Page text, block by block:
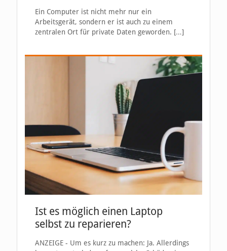
Ein Computer ist nicht mehr nur ein
Arbeitsgerät, sondern er ist auch zu einem
zentralen Ort für private Daten geworden. […]
Ist es möglich einen Laptop
selbst zu reparieren?
ANZEIGE - Um es kurz zu machen: Ja. Allerdings